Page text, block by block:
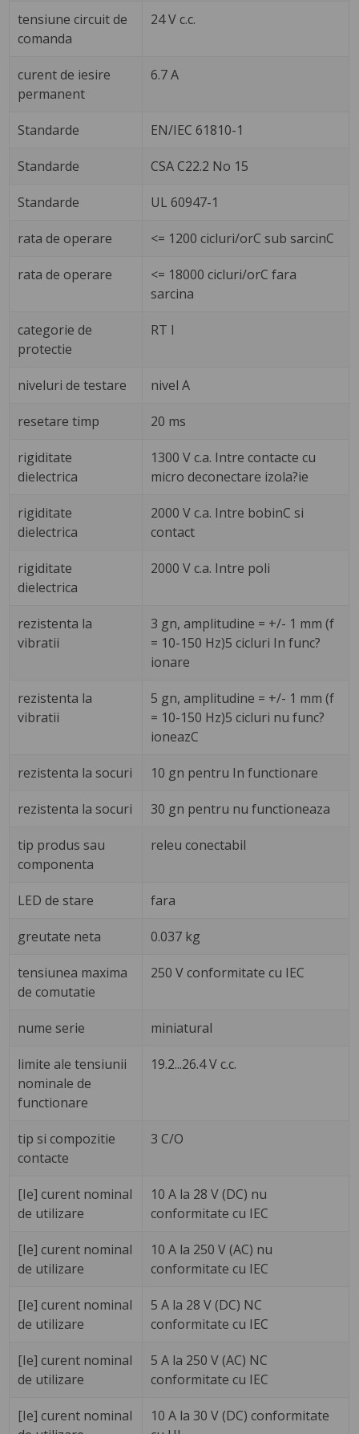
tensiune circuit de
comanda
24 V c.c.
curent de iesire
permanent
6.7 A
Standarde EN/IEC 61810-1
Standarde CSA C22.2 No 15
Standarde UL 60947-1
rata de operare <= 1200 cicluri/orC sub sarcinC
rata de operare
<= 18000 cicluri/orC fara
sarcina
categorie de
protectie
RT I
niveluri de testare nivel A
resetare timp 20 ms
rigiditate
dielectrica
1300 V c.a. Intre contacte cu
micro deconectare izola?ie
rigiditate
dielectrica
2000 V c.a. Intre bobinC si
contact
rigiditate
dielectrica
2000 V c.a. Intre poli
rezistenta la
vibratii
3 gn, amplitudine = +/- 1 mm (f
= 10-150 Hz)5 cicluri In func?
ionare
rezistenta la
vibratii
5 gn, amplitudine = +/- 1 mm (f
= 10-150 Hz)5 cicluri nu func?
ioneazC
rezistenta la socuri 10 gn pentru In functionare
rezistenta la socuri 30 gn pentru nu functioneaza
tip produs sau
componenta
releu conectabil
LED de stare fara
greutate neta 0.037 kg
tensiunea maxima
de comutatie
250 V conformitate cu IEC
nume serie miniatural
limite ale tensiunii
nominale de
functionare
19.2...26.4 V c.c.
tip si compozitie
contacte
3 C/O
[Ie] curent nominal
de utilizare
10 A la 28 V (DC) nu
conformitate cu IEC
[Ie] curent nominal
de utilizare
10 A la 250 V (AC) nu
conformitate cu IEC
[Ie] curent nominal
de utilizare
5 A la 28 V (DC) NC
conformitate cu IEC
[Ie] curent nominal
de utilizare
5 A la 250 V (AC) NC
conformitate cu IEC
[Ie] curent nominal
10 A la 30 V (DC) conformitate